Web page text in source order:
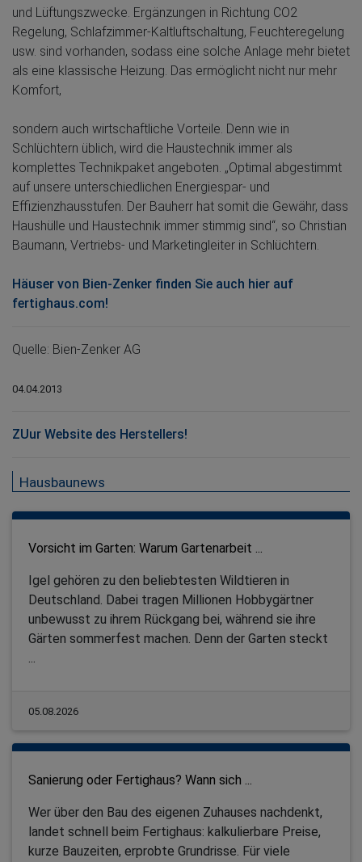
und Lüftungszwecke. Ergänzungen in Richtung CO2
Regelung, Schlafzimmer-Kaltluftschaltung, Feuchteregelung
usw. sind vorhanden, sodass eine solche Anlage mehr bietet
als eine klassische Heizung. Das ermöglicht nicht nur mehr
Komfort,
sondern auch wirtschaftliche Vorteile. Denn wie in
Schlüchtern üblich, wird die Haustechnik immer als
komplettes Technikpaket angeboten. „Optimal abgestimmt
auf unsere unterschiedlichen Energiespar- und
Effizienzhausstufen. Der Bauherr hat somit die Gewähr, dass
Haushülle und Haustechnik immer stimmig sind“, so Christian
Baumann, Vertriebs- und Marketingleiter in Schlüchtern.
Häuser von Bien-Zenker finden Sie auch hier auf
fertighaus.com!
Quelle: Bien-Zenker AG
04.04.2013
ZUur Website des Herstellers!
Hausbaunews
Vorsicht im Garten: Warum Gartenarbeit ...
Igel gehören zu den beliebtesten Wildtieren in
Deutschland. Dabei tragen Millionen Hobbygärtner
unbewusst zu ihrem Rückgang bei, während sie ihre
Gärten sommerfest machen. Denn der Garten steckt
05.08.2026
Sanierung oder Fertighaus? Wann sich ...
Wer über den Bau des eigenen Zuhauses nachdenkt,
landet schnell beim Fertighaus: kalkulierbare Preise,
kurze Bauzeiten, erprobte Grundrisse. Für viele